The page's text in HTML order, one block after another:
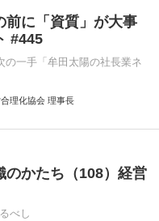
前に「資質」が大事
#445
の一手「牟田太陽の社長業ネ
理化協会 理事長
のかたち（108）経営
べし